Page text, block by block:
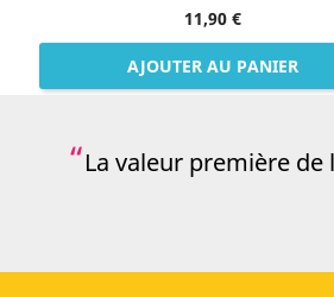
11,90 €
AJOUTER AU PANIER
La valeur première